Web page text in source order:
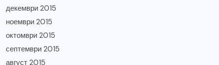
декември 2015
ноември 2015
октомври 2015
септември 2015
август 2015